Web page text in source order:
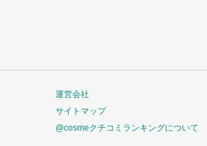
運営会社
サイトマップ
@cosmeクチコミランキングについて